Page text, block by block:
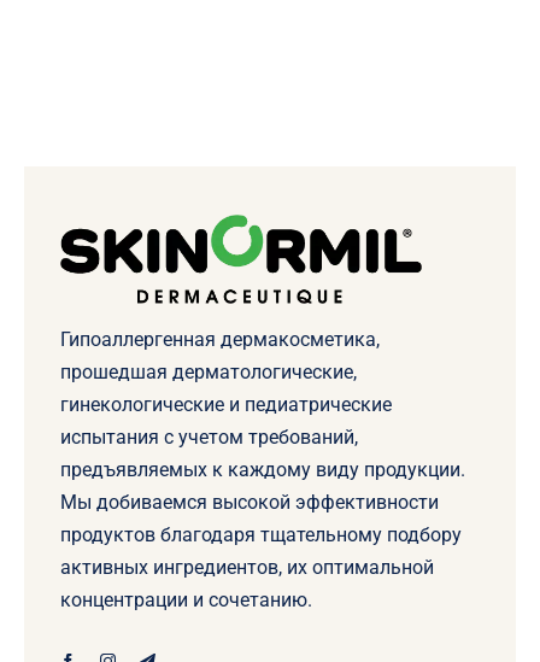
Гипоаллергенная дермакосметика,
прошедшая дерматологические,
гинекологические и педиатрические
испытания с учетом требований,
предъявляемых к каждому виду продукции.
Мы добиваемся высокой эффективности
продуктов благодаря тщательному подбору
активных ингредиентов, их оптимальной
концентрации и сочетанию.